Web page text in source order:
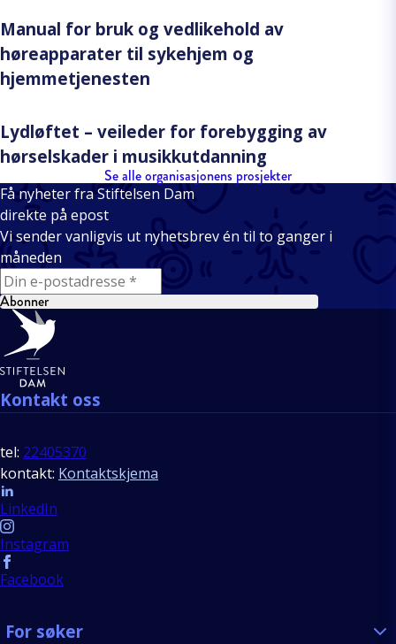
Manual for bruk og vedlikehold av
høreapparater til sykehjem og
hjemmetjenesten
Lydløftet – veileder for forebygging av
hørselskader i musikkutdanning
Se alle organisasjonens prosjekter
Få nyheter fra Stiftelsen Dam
direkte på epost
Vi sender vanligvis ut nyhetsbrev én til to ganger i
måneden
E-mail
Abonner
Bunntekst
Kontakt oss
tel: 22405370
kontakt: Kontaktskjema
Follow us
LinkedIn
Instagram
Facebook
For søker